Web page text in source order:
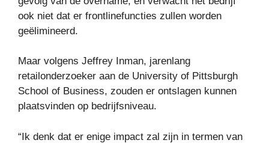
ook niet dat er frontlinefuncties zullen worden
geëlimineerd.
Maar volgens Jeffrey Inman, jarenlang
retailonderzoeker aan de University of Pittsburgh
School of Business, zouden er ontslagen kunnen
plaatsvinden op bedrijfsniveau.
“Ik denk dat er enige impact zal zijn in termen van